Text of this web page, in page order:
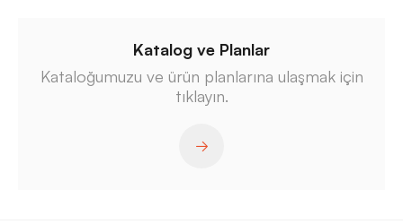
Katalog ve Planlar
Kataloğumuzu ve ürün planlarına ulaşmak için
tıklayın.